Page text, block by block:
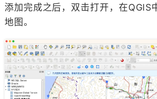
添加完成之后，双击打开，在QGIS
地图。